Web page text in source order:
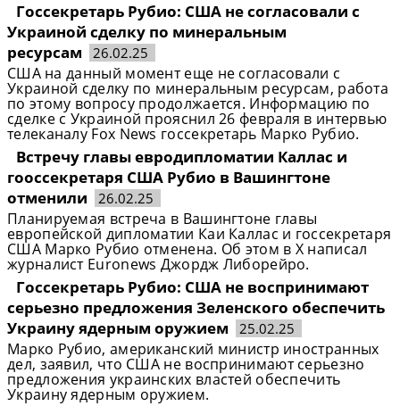
Госсекретарь Рубио: США не согласовали с
Украиной сделку по минеральным
ресурсам
26.02.25
США на данный момент еще не согласовали с
Украиной сделку по минеральным ресурсам, работа
по этому вопросу продолжается. Информацию по
сделке с Украиной прояснил 26 февраля в интервью
телеканалу Fox News госсекретарь Марко Рубио.
Встречу главы евродипломатии Каллас и
гооссекретаря США Рубио в Вашингтоне
отменили
26.02.25
Планируемая встреча в Вашингтоне главы
европейской дипломатии Каи Каллас и госсекретаря
США Марко Рубио отменена. Об этом в Х написал
журналист Euronews Джордж Либорейро.
Госсекретарь Рубио: США не воспринимают
серьезно предложения Зеленского обеспечить
Украину ядерным оружием
25.02.25
Марко Рубио, американский министр иностранных
дел, заявил, что США не воспринимают серьезно
предложения украинских властей обеспечить
Украину ядерным оружием.